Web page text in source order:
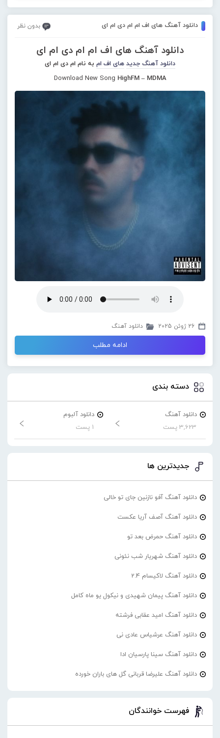
دانلود آهنگ های اف ام ام دی ام ای بدون نظر
دانلود آهنگ های اف ام ام دی ام ای
دانلود آهنگ جدید های اف ام به نام ام دی ام ای
Download New Song HighFM – MDMA
26 ژوئن 2025 دانلود آهنگ
ادامه مطلب
دسته بندی
دانلود آهنگ
3,623 پست
دانلود آلبوم
1 پست
جدیدترین ها
دانلود آهنگ آفو نازنین جای تو خالی
دانلود آهنگ آصف آریا عکست
دانلود آهنگ حمرض بعد تو
دانلود آهنگ شهریار شب نئونی
دانلود آهنگ لاکیسام 2.4
دانلود آهنگ پیمان شهیدی و نیکول یو ماه کامل
دانلود آهنگ امید عقابی فرشته
دانلود آهنگ عرشیاس عادی نی
دانلود آهنگ سینا پارسیان ادا
دانلود آهنگ علیرضا قربانی گل های باران خورده
فهرست خوانندگان